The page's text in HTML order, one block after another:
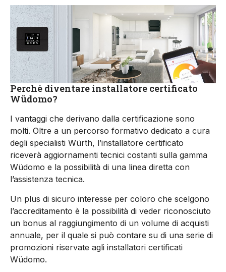
Perché diventare installatore certificato
Wüdomo?
I vantaggi che derivano dalla certificazione sono
molti. Oltre a un percorso formativo dedicato a cura
degli specialisti Würth, l’installatore certificato
riceverà aggiornamenti tecnici costanti sulla gamma
Wüdomo e la possibilità di una linea diretta con
l’assistenza tecnica.
Un plus di sicuro interesse per coloro che scelgono
l’accreditamento è la possibilità di veder riconosciuto
un bonus al raggiungimento di un volume di acquisti
annuale, per il quale si può contare su di una serie di
promozioni riservate agli installatori certificati
Wüdomo.